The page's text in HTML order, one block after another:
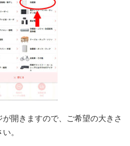
開きますので、ご希望の大きさ
。